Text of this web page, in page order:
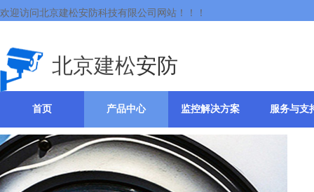
北京建松安防
欢迎访问北京建松安防科技有限公司网站！！！
首页 产品中心 监控解决方案 服务与支